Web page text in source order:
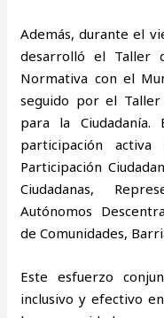
Además, durante el
desarrolló el Taller
Normativa con el
seguido por el Taller
para la Ciudadanía.
participación
Participación
Ciudadanas,
Autónomos
de Comunidades,
Este esfuerzo
inclusivo y efectivo